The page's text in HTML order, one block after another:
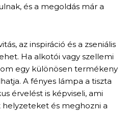
és a megoldás már a
az inspiráció és a zseniális
Ha alkotói vagy szellemi
egy különösen termékeny
A fényes lámpa a tiszta
érvelést is képviseli, ami
és meghozni a